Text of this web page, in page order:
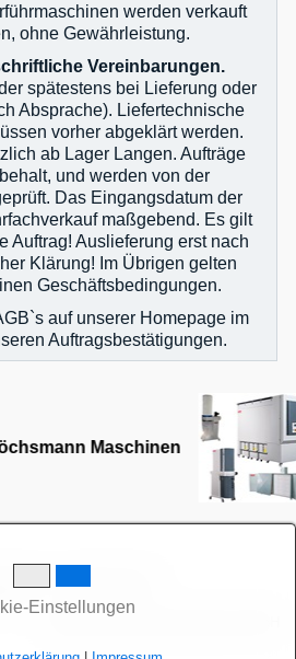
Arbeitsbuehnen
werden verkauft
ohne Gewährleistung.
Vereinbarungen.
spätestens bei Lieferung oder
Absprache). Liefertechnische
vorher abgeklärt werden.
ab Lager Langen. Aufträge
und werden von der
Das Eingangsdatum der
maßgebend. Es gilt
Auftrag! Auslieferung erst nach
Klärung! Im Übrigen gelten
Geschäftsbedingungen.
auf unserer Homepage im
Auftragsbestätigungen.
Einstellungen